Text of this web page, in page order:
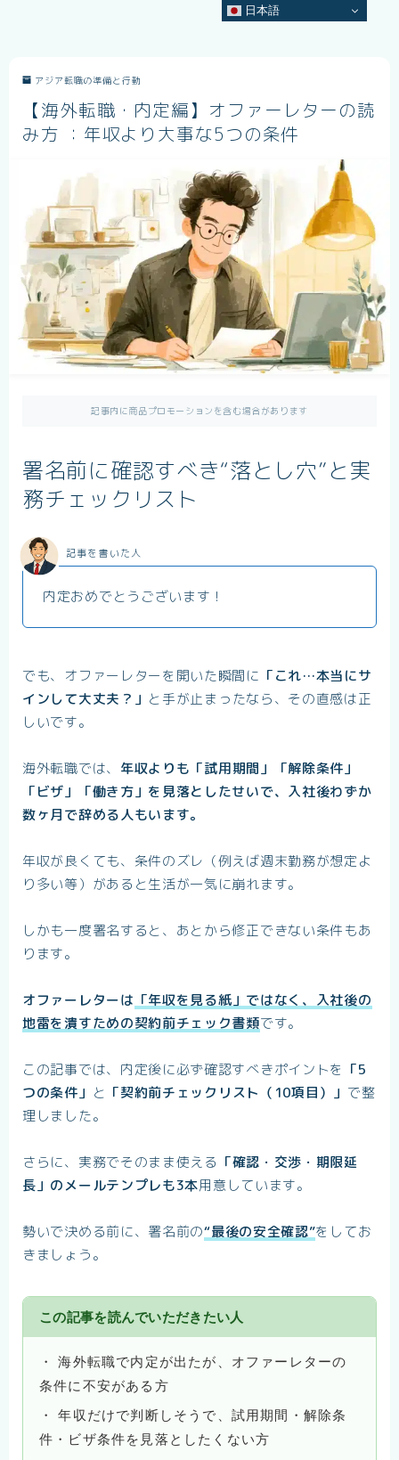
アジア転職の準備と行動
【海外転職・内定編】オファーレターの読
み方 ：年収より大事な5つの条件
記事内に商品プロモーションを含む場合があります
署名前に確認すべき“落とし穴”と実
務チェックリスト
内定おめでとうございます！
記事を書いた人
でも、オファーレターを開いた瞬間に 「これ…本当にサ
インして大丈夫？」 と手が止まったなら、その直感は正
しいです。
海外転職では、 年収よりも「試用期間」「解除条件」
「ビザ」「働き方」を見落としたせいで、入社後わずか
数ヶ月で辞める人もいます。
年収が良くても、条件のズレ（例えば週末勤務が想定よ
り多い等）があると生活が一気に崩れます。
しかも一度署名すると、あとから修正できない条件もあ
ります。
オファーレターは 「年収を見る紙」ではなく、入社後の
地雷を潰すための契約前チェック書類です。
この記事では、内定後に必ず確認すべきポイントを 「5
つの条件」 と 「契約前チェックリスト（10項目）」 で整
理しました。
さらに、実務でそのまま使える 「確認・交渉・期限延
長」のメールテンプレも3本用意しています。
勢いで決める前に、署名前の“最後の安全確認”をしてお
きましょう。
この記事を読んでいただきたい人
・ 海外転職で内定が出たが、オファーレターの
条件に不安がある方
・ 年収だけで判断しそうで、試用期間・解除条
件・ビザ条件を見落としたくない方
日本語